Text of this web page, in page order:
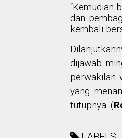
“Kemudian
dan
kembali
dijawab
perwakilan
yang
tutupnya. (